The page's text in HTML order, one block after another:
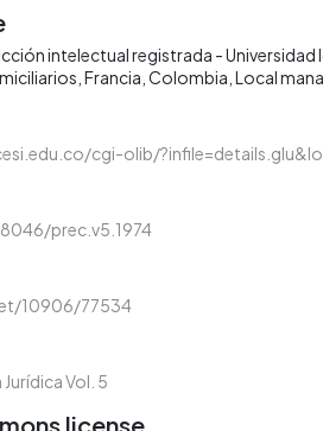
intelectual registrada - Universidad
Francia Colombia Local
cgi-olib/
prec.v5.1974
10906/77534
Vol. 5
license